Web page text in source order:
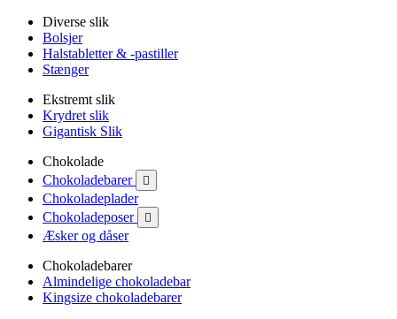
Diverse slik
Bolsjer
Halstabletter & -pastiller
Stænger
Ekstremt slik
Krydret slik
Gigantisk Slik
Chokolade
Chokoladebarer

Chokoladeplader
Chokoladeposer

Æsker og dåser
Chokoladebarer
Almindelige chokoladebar
Kingsize chokoladebarer